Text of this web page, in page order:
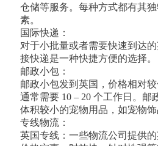
仓储等服务。每种方式都有其
素。
国际快递：
对于小批量或者需要快速到达
接快递是一种快捷方便的选择。
邮政小包：
邮政小包发到英国，价格相对
通常需要 10 – 20 个工作日。邮
体积较小的宠物用品，如宠物饰
专线物流：
英国专线：一些物流公司提供